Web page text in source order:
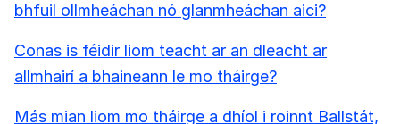
bhfuil ollmheáchan nó glanmheáchan aici?
Conas is féidir liom teacht ar an dleacht ar
allmhairí a bhaineann le mo tháirge?
Más mian liom mo tháirge a dhíol i roinnt Ballstát,